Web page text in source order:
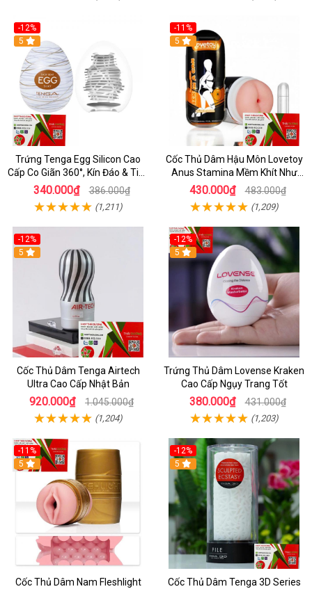
-12%
5
Trứng Tenga Egg Silicon Cao
Cấp Co Giãn 360°, Kín Đáo & Tiện
Lợi
340.000₫ 386.000₫
(1,211)
-11%
5
Cốc Thủ Dâm Hậu Môn Lovetoy
Anus Stamina Mềm Khít Như
Thật
430.000₫ 483.000₫
(1,209)
-12%
5
Cốc Thủ Dâm Tenga Airtech
Ultra Cao Cấp Nhật Bản
920.000₫ 1.045.000₫
(1,204)
-12%
5
Trứng Thủ Dâm Lovense Kraken
Cao Cấp Ngụy Trang Tốt
380.000₫ 431.000₫
(1,203)
-11%
5
Cốc Thủ Dâm Nam Fleshlight
-12%
5
Cốc Thủ Dâm Tenga 3D Series